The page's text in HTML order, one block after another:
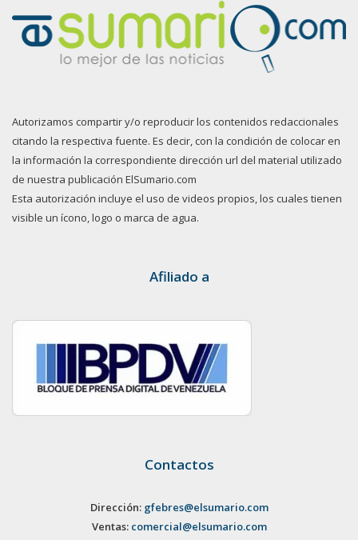
Autorizamos compartir y/o reproducir los contenidos redaccionales
citando la respectiva fuente. Es decir, con la condición de colocar en
la información la correspondiente dirección url del material utilizado
de nuestra publicación ElSumario.com
Esta autorización incluye el uso de videos propios, los cuales tienen
visible un ícono, logo o marca de agua.
Afiliado a
Contactos
Dirección: gfebres@elsumario.com
Ventas: comercial@elsumario.com